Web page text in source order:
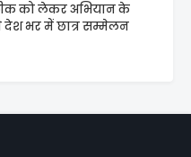
को लेकर अभियान के
देश भर में छात्र सम्मेलन